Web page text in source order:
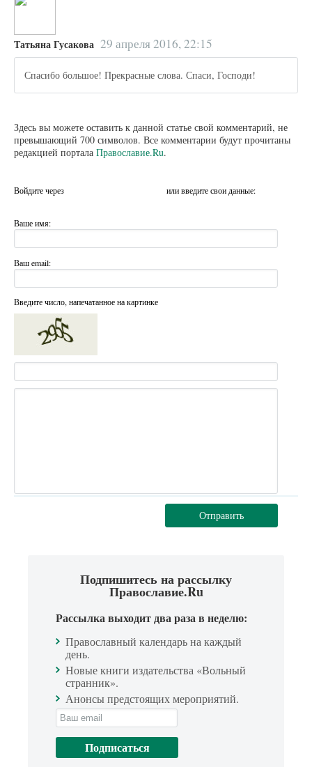
Татьяна Гусакова 29 апреля 2016, 22:15
Спасибо большое! Прекрасные слова. Спаси, Господи!
Здесь вы можете оставить к данной статье свой комментарий, не
превышающий 700 символов. Все комментарии будут прочитаны
редакцией портала Православие.Ru.
Войдите через или введите свои данные:
Ваше имя:
Ваш email:
Введите число, напечатанное на картинке
Отправить
Подпишитесь на рассылку
Православие.Ru
Рассылка выходит два раза в неделю:
Православный календарь на каждый
день.
Новые книги издательства «Вольный
странник».
Анонсы предстоящих мероприятий.